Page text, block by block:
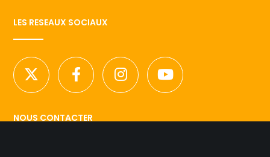
LES RESEAUX SOCIAUX
NOUS CONTACTER